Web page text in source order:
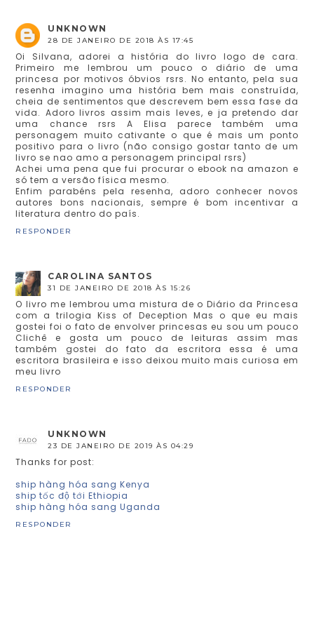
UNKNOWN
28 DE JANEIRO DE 2018 ÀS 17:45
Oi Silvana, adorei a história do livro logo de cara.
Primeiro me lembrou um pouco o diário de uma
princesa por motivos óbvios rsrs. No entanto, pela sua
resenha imagino uma história bem mais construída,
cheia de sentimentos que descrevem bem essa fase da
vida. Adoro livros assim mais leves, e ja pretendo dar
uma chance rsrs A Elisa parece também uma
personagem muito cativante o que é mais um ponto
positivo para o livro (não consigo gostar tanto de um
livro se nao amo a personagem principal rsrs)
Achei uma pena que fui procurar o ebook na amazon e
só tem a versão física mesmo.
Enfim parabéns pela resenha, adoro conhecer novos
autores bons nacionais, sempre é bom incentivar a
literatura dentro do país.
RESPONDER
CAROLINA SANTOS
31 DE JANEIRO DE 2018 ÀS 15:26
O livro me lembrou uma mistura de o Diário da Princesa
com a trilogia Kiss of Deception Mas o que eu mais
gostei foi o fato de envolver princesas eu sou um pouco
Clichê e gosta um pouco de leituras assim mas
também gostei do fato da escritora essa é uma
escritora brasileira e isso deixou muito mais curiosa em
meu livro
RESPONDER
UNKNOWN
23 DE JANEIRO DE 2019 ÀS 04:29
Thanks for post:
ship hàng hóa sang Kenya
ship tốc độ tới Ethiopia
ship hàng hóa sang Uganda
RESPONDER